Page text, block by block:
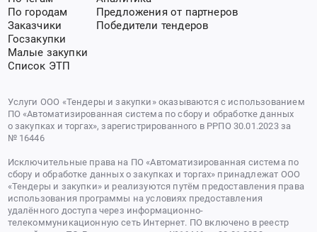
По городам
Заказчики
Госзакупки
Малые закупки
Список ЭТП
Предложения от партнеров
Победители тендеров
Услуги ООО «Тендеры и закупки» оказываются с использованием
ПО «Автоматизированная система по сбору и обработке данных
о закупках и торгах», зарегистрированного в РРПО 30.01.2023 за
№ 16446
Исключительные права на ПО «Автоматизированная система по
сбору и обработке данных о закупках и торгах» принадлежат ООО
«Тендеры и закупки» и реализуются путём предоставления права
использования программы на условиях предоставления
удалённого доступа через информационно-
телекоммуникационную сеть Интернет. ПО включено в реестр